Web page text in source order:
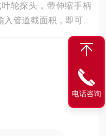
轮探头，带伸缩手柄
管道截面积，即可计
均值计算功能，用于计
电话咨询